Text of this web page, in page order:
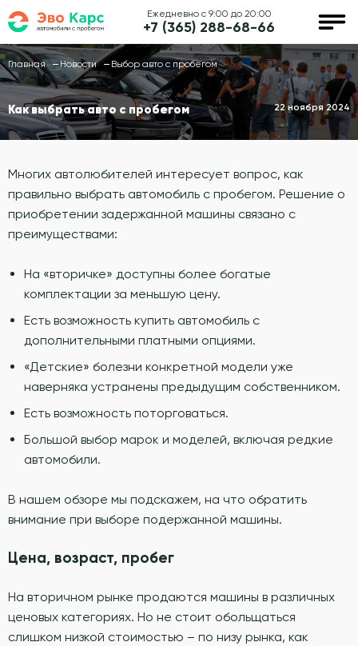
Ежедневно с 9:00 до 20:00
+7 (365) 288-68-66
Главная Новости Выбор авто с пробегом
Как выбрать авто с пробегом 22 ноября 2024
Многих автолюбителей интересует вопрос, как
правильно выбрать автомобиль с пробегом. Решение о
приобретении задержанной машины связано с
преимуществами:
На «вторичке» доступны более богатые
комплектации за меньшую цену.
Есть возможность купить автомобиль с
дополнительными платными опциями.
«Детские» болезни конкретной модели уже
наверняка устранены предыдущим собственником.
Есть возможность поторговаться.
Большой выбор марок и моделей, включая редкие
автомобили.
В нашем обзоре мы подскажем, на что обратить
внимание при выборе подержанной машины.
Цена, возраст, пробег
На вторичном рынке продаются машины в различных
ценовых категориях. Но не стоит обольщаться
слишком низкой стоимостью – по низу рынка, как